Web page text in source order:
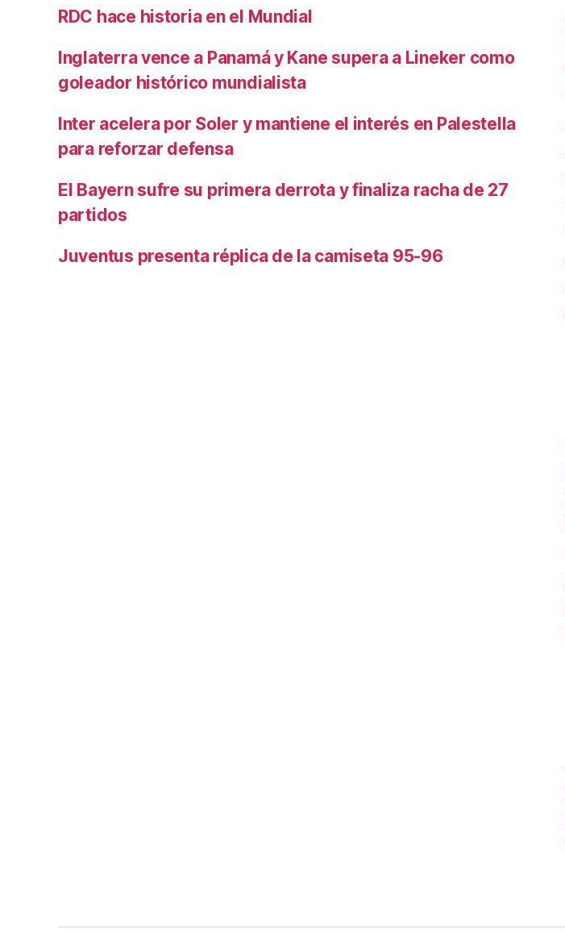
RDC hace historia en el Mundial
Inglaterra vence a Panamá y Kane supera a Lineker como
goleador histórico mundialista
Inter acelera por Soler y mantiene el interés en Palestella
para reforzar defensa
El Bayern sufre su primera derrota y finaliza racha de 27
partidos
Juventus presenta réplica de la camiseta 95-96